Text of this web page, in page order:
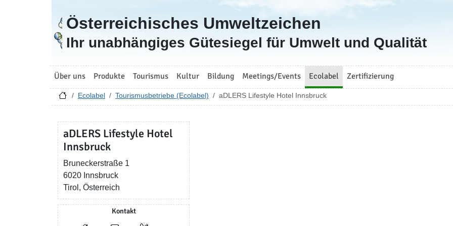
Zur Startseite
Österreichisches Umweltzeichen
Ihr unabhängiges Gütesiegel für Umwelt und Qualität
Über uns Produkte Tourismus Kultur Bildung Meetings/Events Ecolabel Zertifizierung
Ecolabel Tourismusbetriebe (Ecolabel) aDLERS Lifestyle Hotel Innsbruck
aDLERS Lifestyle Hotel
Innsbruck
Bruneckerstraße 1
6020 Innsbruck
Tirol, Österreich
Kontakt